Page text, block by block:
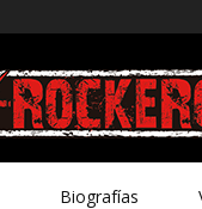
Biografías